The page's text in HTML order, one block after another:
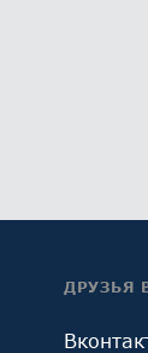
ДРУЗЬЯ